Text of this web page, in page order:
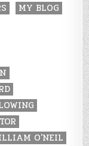
MY BLOG
O'NEIL